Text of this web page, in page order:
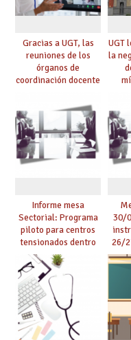
Gracias a UGT, las
reuniones de los
órganos de
coordinación docente
de manera
telemática, sin exigir
presencialidad en el
centro
UGT
la
que
se
la
Informe mesa
Sectorial: Programa
piloto para centros
tensionados dentro
del marco del
Acuerdo de Mejoras y
evaluación del curso
25/26
30/
26/